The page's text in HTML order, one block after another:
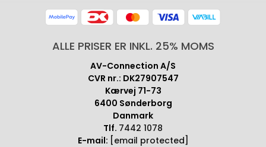
ALLE PRISER ER INKL. 25% MOMS
AV-Connection A/S
CVR nr.: DK27907547
Kærvej 71-73
6400 Sønderborg
Danmark
Tlf. 7442 1078
E-mail: [email protected]